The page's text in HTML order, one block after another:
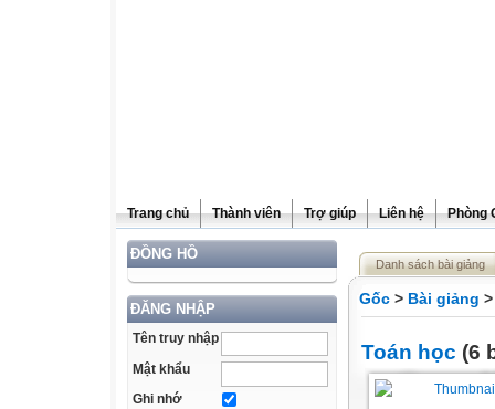
Trang chủ Thành viên Trợ giúp Liên hệ Phòng
ĐỒNG HỒ
ĐĂNG NHẬP
Tên truy nhập
Mật khẩu
Ghi nhớ
Danh sách bài giảng
Gốc > Bài giảng
Toán học (6